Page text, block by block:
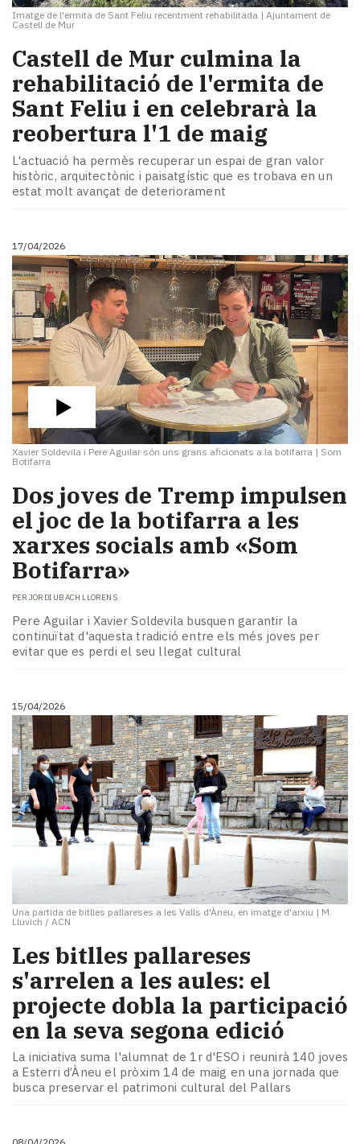
Imatge de l'ermita de Sant Feliu recentment rehabilitada | Ajuntament de
Castell de Mur
​Castell de Mur culmina la
rehabilitació de l'ermita de
Sant Feliu i en celebrarà la
reobertura l'1 de maig
L'actuació ha permès recuperar un espai de gran valor
històric, arquitectònic i paisatgístic que es trobava en un
estat molt avançat de deteriorament
17/04/2026
Xavier Soldevila i Pere Aguilar són uns grans aficionats a la botifarra | Som
Botifarra
Dos joves de Tremp impulsen
el joc de la botifarra a les
xarxes socials amb «Som
Botifarra»
PER JORDI UBACH LLORENS
Pere Aguilar i Xavier Soldevila busquen garantir la
continuïtat d'aquesta tradició entre els més joves per
evitar que es perdi el seu llegat cultural
15/04/2026
Una partida de bitlles pallareses a les Valls d'Àneu, en imatge d'arxiu | M.
Lluvich / ACN
Les bitlles pallareses
s'arrelen a les aules: el
projecte dobla la participació
en la seva segona edició
La iniciativa suma l'alumnat de 1r d'ESO i reunirà 140 joves
a Esterri d’Àneu el pròxim 14 de maig en una jornada que
busca preservar el patrimoni cultural del Pallars